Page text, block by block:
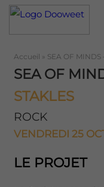
Accueil » SEA OF MINDS
SEA OF
STAKLES
ROCK
VENDREDI 25
LE PROJET